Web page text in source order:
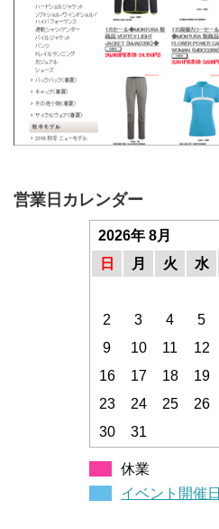
営業日カレンダー
2026年 8月
日
月 火 水
2
3 4 5
9
10 11 12
16
17 18 19
23
24 25 26
30
31
休業
イベント開催日